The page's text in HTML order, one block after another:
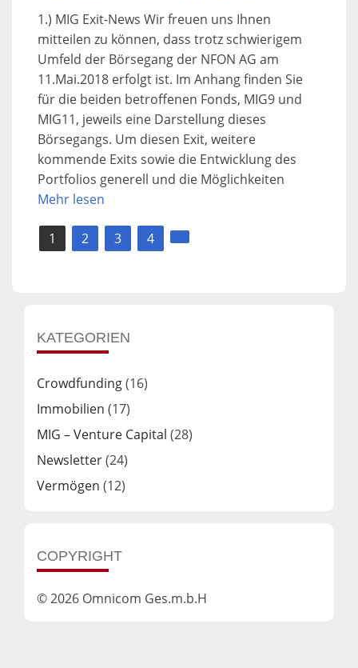
1.) MIG Exit-News Wir freuen uns Ihnen
mitteilen zu können, dass trotz schwierigem
Umfeld der Börsegang der NFON AG am
11.Mai.2018 erfolgt ist. Im Anhang finden Sie
für die beiden betroffenen Fonds, MIG9 und
MIG11, jeweils eine Darstellung dieses
Börsegangs. Um diesen Exit, weitere
kommende Exits sowie die Entwicklung des
Portfolios generell und die Möglichkeiten
Mehr lesen
Seitennummerierung
1 2 3 4
KATEGORIEN
Crowdfunding(16)
Immobilien (17)
MIG – Venture Capital (28)
Newsletter(24)
Vermögen (12)
COPYRIGHT
© 2026 Omnicom Ges.m.b.H